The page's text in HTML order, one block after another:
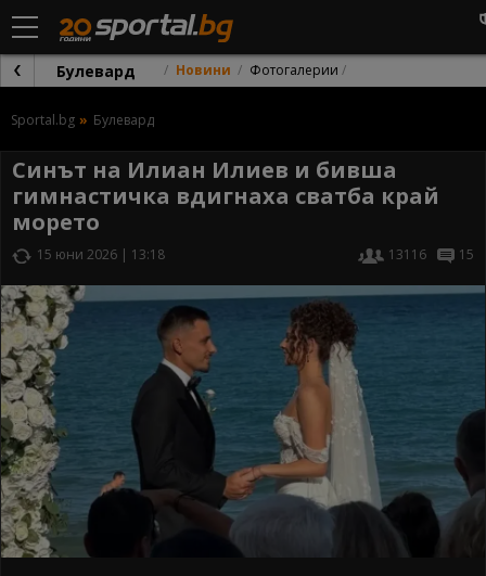
Булевард Новини Фотогалерии
Sportal.bg Булевард
Синът на Илиан Илиев и бивша
гимнастичка вдигнаха сватба край
морето
15 юни 2026 | 13:18 13116 15